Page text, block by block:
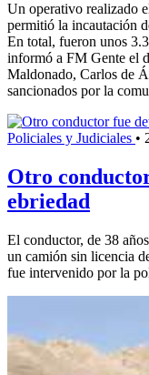
Un operativo realizado
permitió la incautación
En total, fueron unos
informó a FM Gente el
Maldonado, Carlos de
sancionados por la
Policiales y Judiciales •
Otro
ebriedad
El conductor, de 38
un camión sin licencia
fue intervenido por la